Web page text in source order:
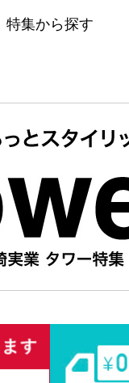
特集から探す